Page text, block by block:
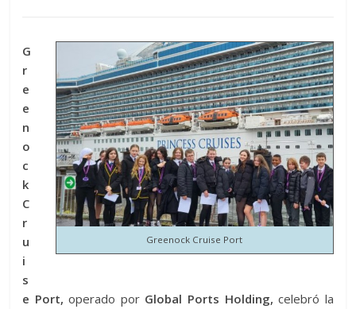
Greenock Cruise Port
G
r
e
e
n
o
c
k
C
r
u
i
s
e Port, operado porGlobal Ports Holding, celebró la